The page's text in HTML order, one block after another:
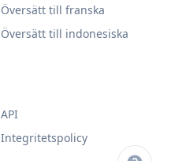
Översätt till franska
Översätt till indonesiska
API
Integritetspolicy